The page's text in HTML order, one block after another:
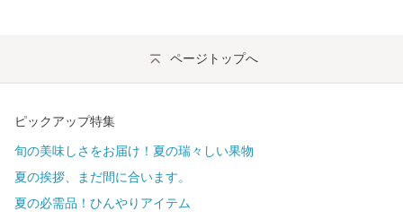
ページトップへ
ピックアップ特集
旬の美味しさをお届け！夏の瑞々しい果物
夏の挨拶、まだ間に合います。
夏の必需品！ひんやりアイテム